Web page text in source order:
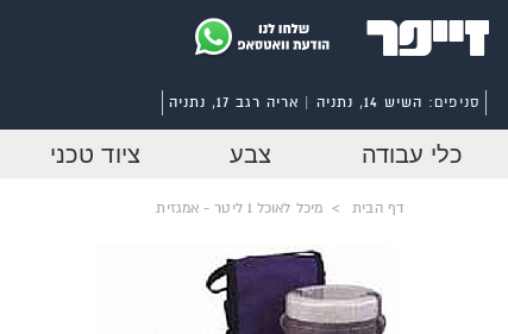
סניפים: השיש 14, נתניה | אריה רגב 17, נתניה
כלי עבודה צבע ציוד טכני
דף הבית > מיכל לאוכל 1 ליטר - אמגזית